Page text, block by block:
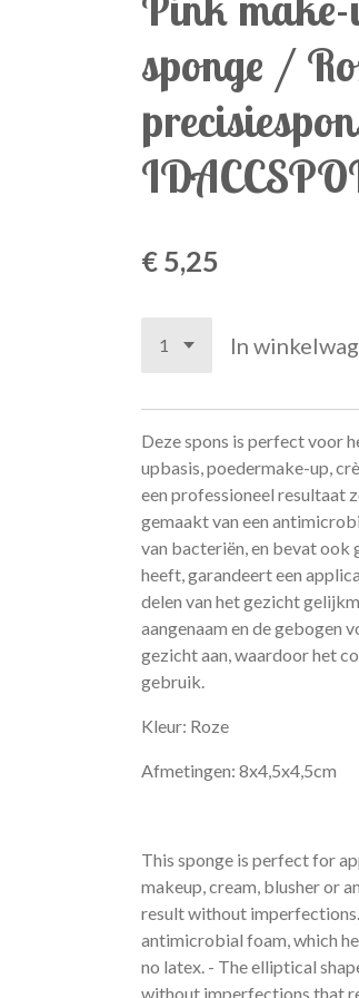
sponge /
€ 5,25
In
Deze spons is perfect voor
upbasis, poedermake-up,
een professioneel resultaat
gemaakt van een
van bacteriën, en bevat ook
heeft, garandeert een
delen van het gezicht
aangenaam en de gebogen
gezicht aan, waardoor het
gebruik.
Kleur: Roze
Afmetingen: 8x4,5x4,5cm
This sponge is perfect for
makeup, cream, blusher or
result without
antimicrobial foam, which
no latex. - The elliptical
without imperfections that